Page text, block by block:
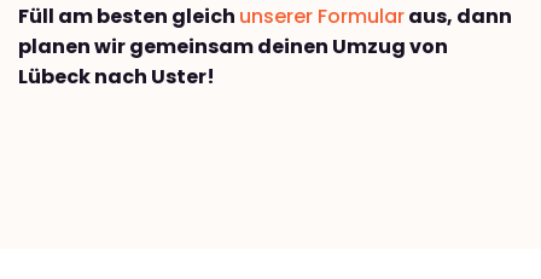
Füll am besten gleich unserer Formularaus, dann
planen wir gemeinsam deinen Umzug von
Lübeck nach Uster!